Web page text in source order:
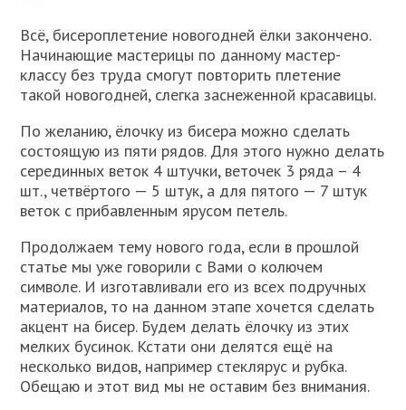
Всё, бисероплетение новогодней ёлки закончено.
Начинающие мастерицы по данному мастер-
классу без труда смогут повторить плетение
такой новогодней, слегка заснеженной красавицы.
По желанию, ёлочку из бисера можно сделать
состоящую из пяти рядов. Для этого нужно делать
серединных веток 4 штучки, веточек 3 ряда – 4
шт., четвёртого — 5 штук, а для пятого — 7 штук
веток с прибавленным ярусом петель.
Продолжаем тему нового года, если в прошлой
статье мы уже говорили с Вами о колючем
символе. И изготавливали его из всех подручных
материалов, то на данном этапе хочется сделать
акцент на бисер. Будем делать ёлочку из этих
мелких бусинок. Кстати они делятся ещё на
несколько видов, например стеклярус и рубка.
Обещаю и этот вид мы не оставим без внимания.